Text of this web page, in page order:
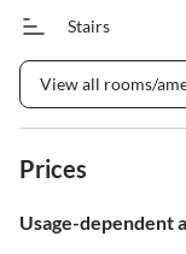
Stairs
View all rooms/
Prices
Usage-dependent